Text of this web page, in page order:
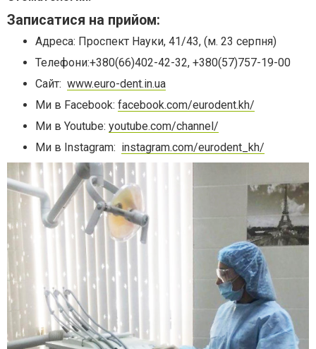
Записатися на прийом:
Адреса: Проспект Науки, 41/43, (м. 23 серпня)
Телефони:+380(66)402-42-32, +380(57)757-19-00
Сайт: www.euro-dent.in.ua
Ми в Facebook: facebook.com/eurodent.kh/
Ми в Youtube: youtube.com/channel/
Ми в Instagram: instagram.com/eurodent_kh/